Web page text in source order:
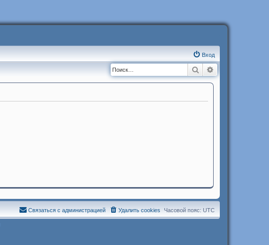
Вход
Поиск
Часовой пояс: UTC
Удалить cookies
Связаться с администрацией